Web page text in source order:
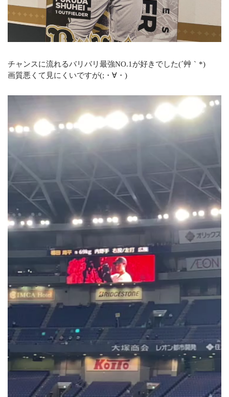
チャンスに流れるバリバリ最強NO.1が好きでした(´艸｀*)
画質悪くて見にくいですが(;・∀・)